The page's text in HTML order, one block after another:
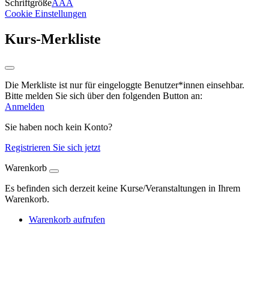
SchriftgrößeAAA
Cookie Einstellungen
Kurs-Merkliste
Die Merkliste ist nur für eingeloggte Benutzer*innen einsehbar.
Bitte melden Sie sich über den folgenden Button an:
Anmelden
Sie haben noch kein Konto?
Registrieren Sie sich jetzt
Warenkorb
Es befinden sich derzeit keine Kurse/Veranstaltungen in Ihrem
Warenkorb.
Warenkorb aufrufen